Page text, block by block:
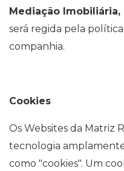
Mediação Imobiliária,
será regida pela
companhia.
Cookies
Os Websites da Matriz
tecnologia
como "cookies". Um